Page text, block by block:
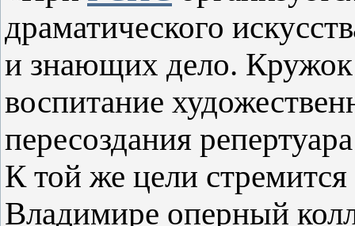
драматического
и знающих дело. Кружок
воспитание
пересоздания
К той же цели
Владимире оперный